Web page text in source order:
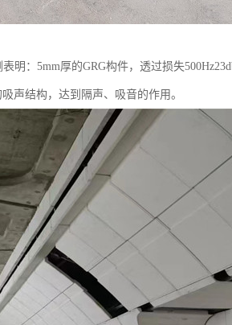
明：5mm厚的GRG构件，透过损失
声结构，达到隔声、吸音的作用。